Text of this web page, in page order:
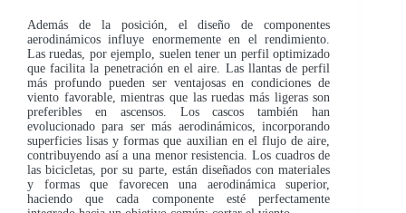
Además de la posición, el diseño de componentes
aerodinámicos influye enormemente en el rendimiento.
Las ruedas, por ejemplo, suelen tener un perfil optimizado
que facilita la penetración en el aire. Las llantas de perfil
más profundo pueden ser ventajosas en condiciones de
viento favorable, mientras que las ruedas más ligeras son
preferibles en ascensos. Los cascos también han
evolucionado para ser más aerodinámicos, incorporando
superficies lisas y formas que auxilian en el flujo de aire,
contribuyendo así a una menor resistencia. Los cuadros de
las bicicletas, por su parte, están diseñados con materiales
y formas que favorecen una aerodinámica superior,
haciendo que cada componente esté perfectamente